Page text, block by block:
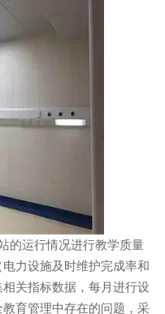
的运行情况进行教学质量
力设施及时维护完成率和
关指标数据，每月进行设
育管理中存在的问题，采